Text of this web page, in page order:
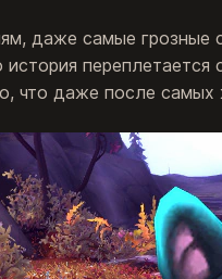
даже самые
история
что даже после